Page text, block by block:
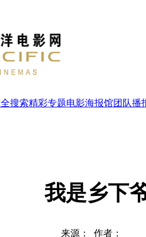
搜索精彩专题电影海报馆团队播
我是乡下
来源： 作者：